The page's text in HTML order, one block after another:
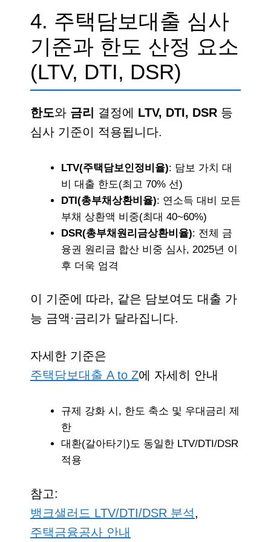
4. 주택담보대출 심사
기준과 한도 산정 요소
(LTV, DTI, DSR)
한도와 금리 결정에 LTV, DTI, DSR 등
심사 기준이 적용됩니다.
LTV(주택담보인정비율): 담보 가치 대
비 대출 한도(최고 70% 선)
DTI(총부채상환비율): 연소득 대비 모든
부채 상환액 비중(최대 40~60%)
DSR(총부채원리금상환비율): 전체 금
융권 원리금 합산 비중 심사, 2025년 이
후 더욱 엄격
이 기준에 따라, 같은 담보여도 대출 가
능 금액·금리가 달라집니다.
자세한 기준은
주택담보대출 A to Z에 자세히 안내
규제 강화 시, 한도 축소 및 우대금리 제
한
대환(갈아타기)도 동일한 LTV/DTI/DSR
적용
참고:
뱅크샐러드 LTV/DTI/DSR 분석,
주택금융공사 안내